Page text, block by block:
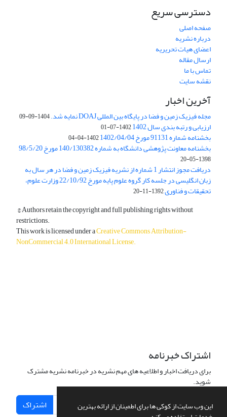
این وب سایت از کوکی ها برای اطمینان از ارائه بهترین
دسترسی سریع
صفحه اصلی
درباره نشریه
اعضای هیات تحریریه
ارسال مقاله
تماس با ما
نقشه سایت
آخرین اخبار
مجله فیزیک زمین و فضا در پایگاه بین المللی DOAJ نمایه شد. 1404-09-09
ارزیابی و رتبه بندی سال 1402 1402-07-01
بخشنامه شماره 91131 مورخ 1402/04/04 1402-04-04
بخشنامه معاونت پژوهشی دانشگاه به شماره 140/130382 مورخ 98/5/20
1398-05-20
دریافت مجوز انتشار 1 شماره از نشریه فیزیک زمین و فضا در هر سال به
زبان انگلیسی در جلسه کار گروه علوم پایه مورخ 22/10/92 وزارت علوم،
تحقیقات و فناوری1392-11-20
© Authors retain the copyright and full publishing rights without
restrictions.
This work is licensed under aCreative Commons Attribution-
NonCommercial 4.0 International License.
اشتراک خبرنامه
برای دریافت اخبار و اطلاعیه های مهم نشریه در خبرنامه نشریه مشترک
شوید.
اشتراک